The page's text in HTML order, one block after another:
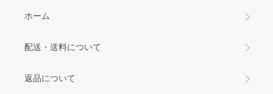
ホーム
配送・送料について
返品について